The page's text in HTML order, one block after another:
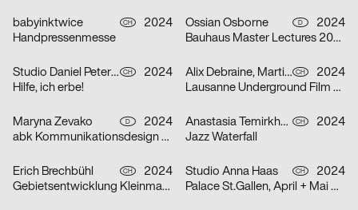
babyinktwice CH
2024
Handpressenmesse
Ossian Osborne D
2024
Bauhaus Master Lectures 2024
Studio Daniel Peter, Alice Kolb CH
2024
Hilfe, ich erbe!
Alix Debraine, Martial Grin CH
2024
Lausanne Underground Film & Music Festival (LUFF) 2024
Maryna Zevako D
2024
abk Kommunikationsdesign Workshops
Anastasia Temirkhan CH
2024
Jazz Waterfall
Erich Brechbühl CH
2024
Gebietsentwicklung Kleinmatt-/Bireggstrasse
Studio Anna Haas CH
2024
Palace St.Gallen, April + Mai 2024